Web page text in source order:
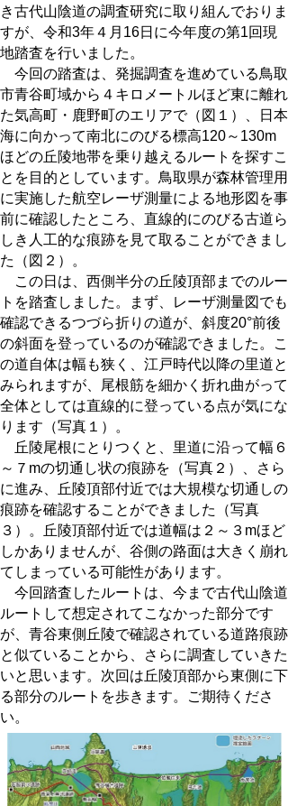
き古代山陰道の調査研究に取り組んでおりま
すが、令和3年４月16日に今年度の第1回現
地踏査を行いました。
今回の踏査は、発掘調査を進めている鳥取
市青谷町域から４キロメートルほど東に離れ
た気高町・鹿野町のエリアで（図１）、日本
海に向かって南北にのびる標高120～130m
ほどの丘陵地帯を乗り越えるルートを探すこ
とを目的としています。鳥取県が森林管理用
に実施した航空レーザ測量による地形図を事
前に確認したところ、直線的にのびる古道ら
しき人工的な痕跡を見て取ることができまし
た（図２）。
この日は、西側半分の丘陵頂部までのルー
トを踏査しました。まず、レーザ測量図でも
確認できるつづら折りの道が、斜度20°前後
の斜面を登っているのが確認できました。こ
の道自体は幅も狭く、江戸時代以降の里道と
みられますが、尾根筋を細かく折れ曲がって
全体としては直線的に登っている点が気にな
ります（写真１）。
丘陵尾根にとりつくと、里道に沿って幅６
～７mの切通し状の痕跡を（写真２）、さら
に進み、丘陵頂部付近では大規模な切通しの
痕跡を確認することができました（写真
３）。丘陵頂部付近では道幅は２～３mほど
しかありませんが、谷側の路面は大きく崩れ
てしまっている可能性があります。
今回踏査したルートは、今まで古代山陰道
ルートして想定されてこなかった部分です
が、青谷東側丘陵で確認されている道路痕跡
と似ていることから、さらに調査していきた
いと思います。次回は丘陵頂部から東側に下
る部分のルートを歩きます。ご期待くださ
い。